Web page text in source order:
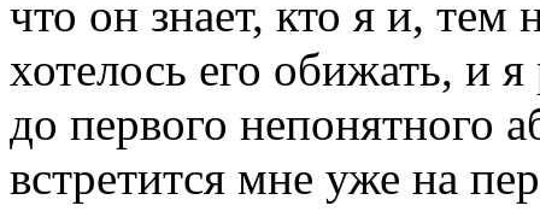
что он знает, кто я и,
хотелось его обижать, и
до первого непонятного
встретится мне уже на